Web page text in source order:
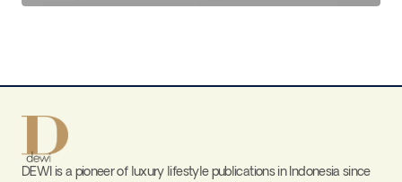
DEWI is a pioneer of luxury lifestyle publications in Indonesia since